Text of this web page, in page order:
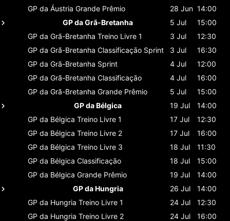
GP da Áustria Grande Prêmio 28 Jun 14:00
GP da Grã-Bretanha
5 Jul
15:00
GP da Grã-Bretanha Treino Livre 1 3 Jul
12:30
GP da Grã-Bretanha Classificaçāo Sprint 3 Jul
16:30
GP da Grã-Bretanha Sprint 4 Jul
12:00
GP da Grã-Bretanha Classificaçāo 4 Jul
16:00
GP da Grã-Bretanha Grande Prêmio 5 Jul
15:00
GP da Bélgica
19 Jul
14:00
GP da Bélgica Treino Livre 1 17 Jul
12:30
GP da Bélgica Treino Livre 2 17 Jul
16:00
GP da Bélgica Treino Livre 3 18 Jul
11:30
GP da Bélgica Classificaçāo 18 Jul
15:00
GP da Bélgica Grande Prêmio 19 Jul
14:00
GP da Hungria
26 Jul
14:00
GP da Hungria Treino Livre 1 24 Jul
12:30
GP da Hungria Treino Livre 2 24 Jul
16:00